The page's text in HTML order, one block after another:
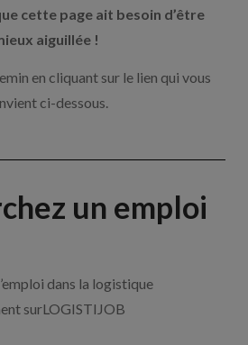
cette page ait besoin d’être
aiguillée !
en cliquant sur le lien qui vous
ci-dessous.
un emploi
dans la logistique
surLOGISTIJOB